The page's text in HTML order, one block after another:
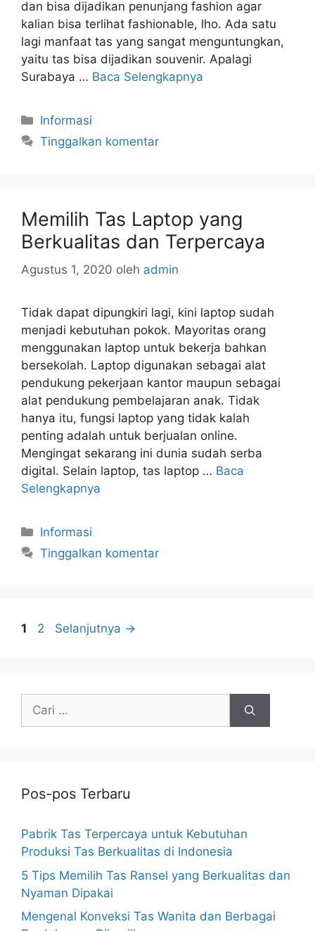
dan bisa dijadikan penunjang fashion agar
kalian bisa terlihat fashionable, lho. Ada satu
lagi manfaat tas yang sangat menguntungkan,
yaitu tas bisa dijadikan souvenir. Apalagi
Surabaya … Baca Selengkapnya
Kategori
Informasi
Tinggalkan komentar
Memilih Tas Laptop yang
Berkualitas dan Terpercaya
Agustus 1, 2020 oleh admin
Tidak dapat dipungkiri lagi, kini laptop sudah
menjadi kebutuhan pokok. Mayoritas orang
menggunakan laptop untuk bekerja bahkan
bersekolah. Laptop digunakan sebagai alat
pendukung pekerjaan kantor maupun sebagai
alat pendukung pembelajaran anak. Tidak
hanya itu, fungsi laptop yang tidak kalah
penting adalah untuk berjualan online.
Mengingat sekarang ini dunia sudah serba
digital. Selain laptop, tas laptop … Baca
Selengkapnya
Kategori
Informasi
Tinggalkan komentar
Halaman
1 Halaman
2 Selanjutnya →
Cari
Pos-pos Terbaru
Pabrik Tas Terpercaya untuk Kebutuhan
Produksi Tas Berkualitas di Indonesia
5 Tips Memilih Tas Ransel yang Berkualitas dan
Nyaman Dipakai
Mengenal Konveksi Tas Wanita dan Berbagai